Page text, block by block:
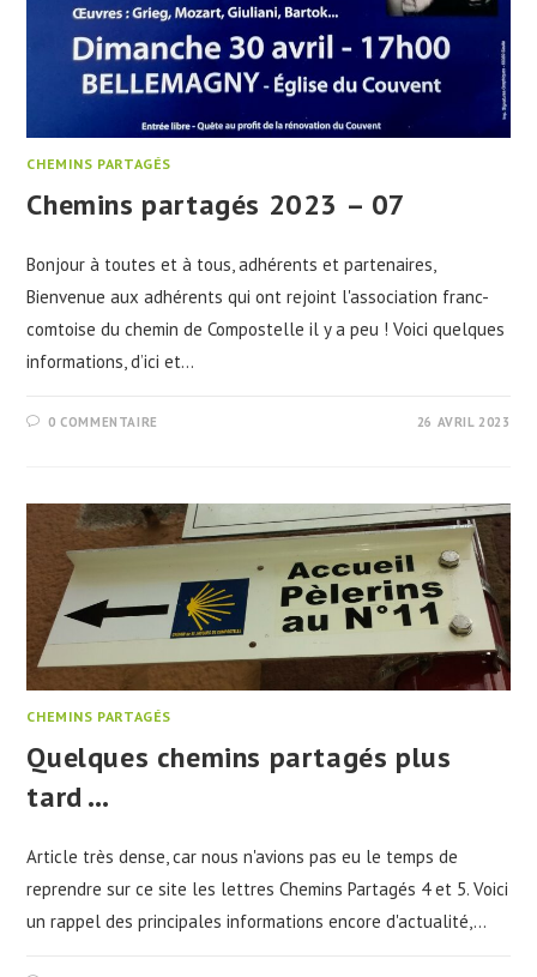
CHEMINS PARTAGÉS
Chemins partagés 2023 – 07
Bonjour à toutes et à tous, adhérents et partenaires,
Bienvenue aux adhérents qui ont rejoint l'association franc-
comtoise du chemin de Compostelle il y a peu ! Voici quelques
informations, d’ici et…
0 COMMENTAIRE 26 AVRIL 2023
CHEMINS PARTAGÉS
Quelques chemins partagés plus
tard …
Article très dense, car nous n'avions pas eu le temps de
reprendre sur ce site les lettres Chemins Partagés 4 et 5. Voici
un rappel des principales informations encore d'actualité,…